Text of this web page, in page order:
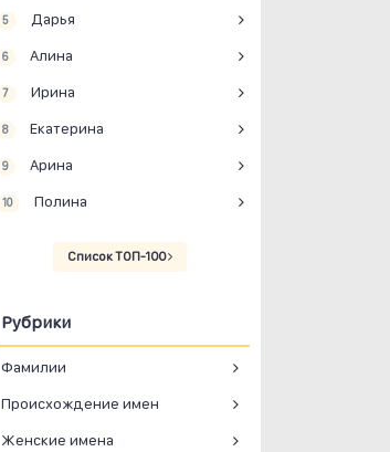
5 Дарья
6 Алина
7 Ирина
8 Екатерина
9 Арина
10 Полина
Список ТОП-100
Рубрики
Фамилии
Происхождение имен
Женские имена